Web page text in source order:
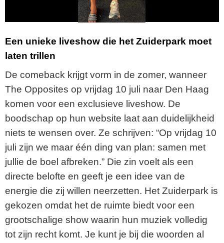
a
y
i
d
e
o
Een unieke liveshow die het Zuiderpark moet
laten trillen
De comeback krijgt vorm in de zomer, wanneer
The Opposites op vrijdag 10 juli naar Den Haag
komen voor een exclusieve liveshow. De
boodschap op hun website laat aan duidelijkheid
niets te wensen over. Ze schrijven: “Op vrijdag 10
juli zijn we maar één ding van plan: samen met
jullie de boel afbreken.” Die zin voelt als een
directe belofte en geeft je een idee van de
energie die zij willen neerzetten. Het Zuiderpark is
gekozen omdat het de ruimte biedt voor een
grootschalige show waarin hun muziek volledig
tot zijn recht komt. Je kunt je bij die woorden al